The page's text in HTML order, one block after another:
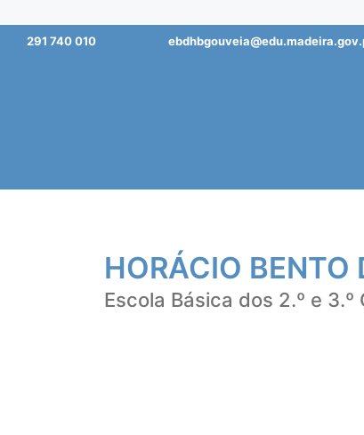
Saltar291 740 010
HORÁCIO BENTO
Escola Básica dos 2.º e 3.º